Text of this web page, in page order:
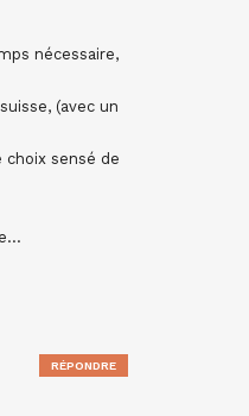
nécessaire,
(avec un
choix sensé de
RÉPONDRE